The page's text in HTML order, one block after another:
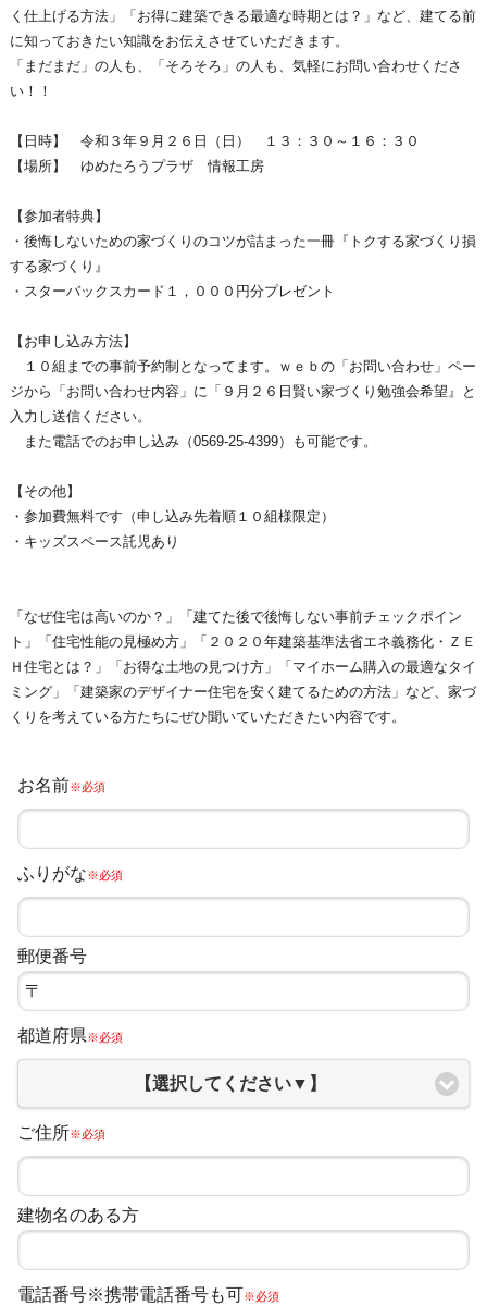
く仕上げる方法」「お得に建築できる最適な時期とは？」など、建てる前
に知っておきたい知識をお伝えさせていただきます。
「まだまだ」の人も、「そろそろ」の人も、気軽にお問い合わせくださ
い！！
【日時】 令和３年９月２６日（日） １３：３０～１６：３０
【場所】 ゆめたろうプラザ 情報工房
【参加者特典】
・後悔しないための家づくりのコツが詰まった一冊『トクする家づくり損
する家づくり』
・スターバックスカード１，０００円分プレゼント
【お申し込み方法】
１０組までの事前予約制となってます。ｗｅｂの「お問い合わせ」ペー
ジから「お問い合わせ内容」に「９月２６日賢い家づくり勉強会希望』と
入力し送信ください。
また電話でのお申し込み（0569-25-4399）も可能です。
【その他】
・参加費無料です（申し込み先着順１０組様限定）
・キッズスペース託児あり
「なぜ住宅は高いのか？」「建てた後で後悔しない事前チェックポイン
ト」「住宅性能の見極め方」「２０２０年建築基準法省エネ義務化・ＺＥ
Ｈ住宅とは？」「お得な土地の見つけ方」「マイホーム購入の最適なタイ
ミング」「建築家のデザイナー住宅を安く建てるための方法」など、家づ
くりを考えている方たちにぜひ聞いていただきたい内容です。
お名前※必須
ふりがな※必須
郵便番号
都道府県※必須
【選択してください▼】
ご住所※必須
建物名のある方
電話番号※携帯電話番号も可※必須